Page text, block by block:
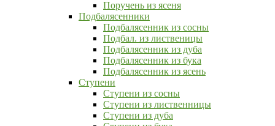
Поручень из ясеня
Подбалясенники
Подбалясенник из сосны
Подбал. из лиственицы
Подбалясенник из дуба
Подбалясенник из бука
Подбалясенник из ясень
Ступени
Ступени из сосны
Ступени из лиственницы
Ступени из дуба